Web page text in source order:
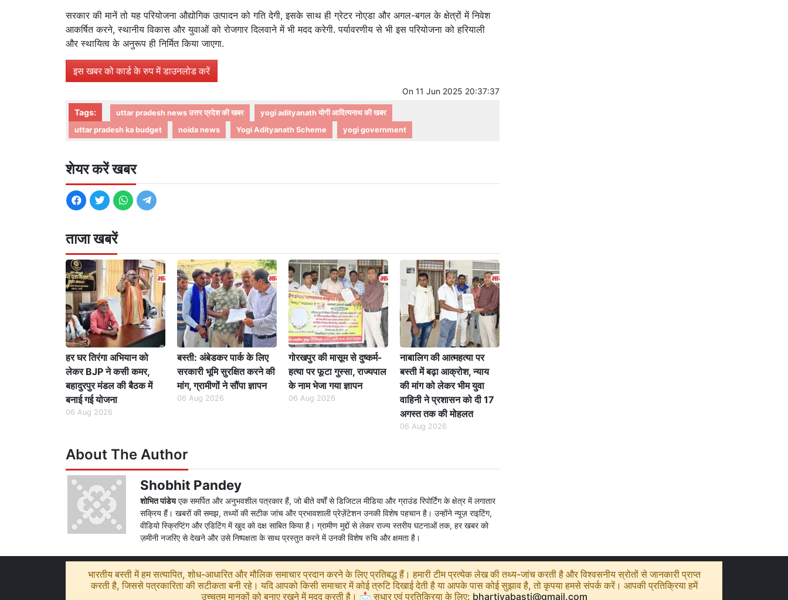
सरकार की मानें तो यह परियोजना औद्योगिक उत्पादन को गति देगी, इसके साथ ही ग्रेटर नोएडा और अगल-बगल के क्षेत्रों में निवेश
आकर्षित करने, स्थानीय विकास और युवाओं को रोजगार दिलवाने में भी मदद करेगी. पर्यावरणीय से भी इस परियोजना को हरियाली
और स्थायित्व के अनुरूप ही निर्मित किया जाएगा.
इस खबर को कार्ड के रुप में डाउनलोड करें
On 11 Jun 2025 20:37:37
Tags: uttar pradesh news उत्तर प्रदेश की खबर
yogi adityanath योगी आदित्यनाथ की खबर
uttar pradesh ka budget
noida news Yogi Adityanath Scheme yogi government
शेयर करें खबर
ताजा खबरें
हर घर तिरंगा अभियान को
लेकर BJP ने कसी कमर,
बहादुरपुर मंडल की बैठक में
बनाई गई योजना
06 Aug 2026
बस्ती: अंबेडकर पार्क के लिए
सरकारी भूमि सुरक्षित करने की
मांग, ग्रामीणों ने सौंपा ज्ञापन
06 Aug 2026
गोरखपुर की मासूम से दुष्कर्म-
हत्या पर फूटा गुस्सा, राज्यपाल
के नाम भेजा गया ज्ञापन
06 Aug 2026
नाबालिग की आत्महत्या पर
बस्ती में बढ़ा आक्रोश, न्याय
की मांग को लेकर भीम युवा
वाहिनी ने प्रशासन को दी 17
अगस्त तक की मोहलत
06 Aug 2026
About The Author
Shobhit Pandey
शोभित पांडेयएक समर्पित और अनुभवशील पत्रकार हैं, जो बीते वर्षों से डिजिटल मीडिया और ग्राउंड रिपोर्टिंग के क्षेत्र में लगातार
सक्रिय हैं। खबरों की समझ, तथ्यों की सटीक जांच और प्रभावशाली प्रेज़ेंटेशन उनकी विशेष पहचान है। उन्होंने न्यूज़ राइटिंग,
वीडियो स्क्रिप्टिंग और एडिटिंग में खुद को दक्ष साबित किया है। ग्रामीण मुद्दों से लेकर राज्य स्तरीय घटनाओं तक, हर खबर को
ज़मीनी नजरिए से देखने और उसे निष्पक्षता के साथ प्रस्तुत करने में उनकी विशेष रुचि और क्षमता है।
भारतीय बस्ती में हम सत्यापित, शोध-आधारित और मौलिक समाचार प्रदान करने के लिए प्रतिबद्ध हैं। हमारी टीम प्रत्येक लेख की तथ्य-जांच करती है और विश्वसनीय स्रोतों से जानकारी प्राप्त
करती है, जिससे पत्रकारिता की सटीकता बनी रहे। यदि आपको किसी समाचार में कोई त्रुटि दिखाई देती है या आपके पास कोई सुझाव है, तो कृपया हमसे संपर्क करें। आपकी प्रतिक्रिया हमें
उच्चतम मानकों को बनाए रखने में मदद करती है। 📩 सुधार एवं प्रतिक्रिया के लिए: bhartiyabasti@gmail.com